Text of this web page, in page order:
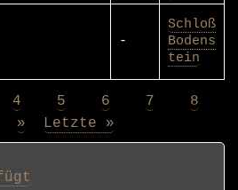
-
Schloß
Bodens
tein
Page
4 Page
5 Page
6 Page
7 Page
8
Nächste
Seite
»
Letzte
Seite
Letzte »